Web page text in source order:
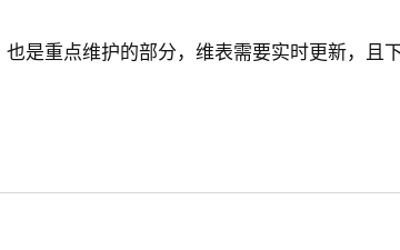
是重点维护的部分，维表需要实时更新，